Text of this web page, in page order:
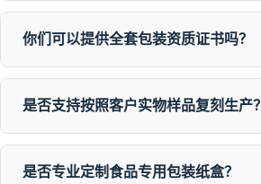
你们可以提供全套包装资质证书吗？
是否支持按照客户实物样品复刻生产？
是否专业定制食品专用包装纸盒？